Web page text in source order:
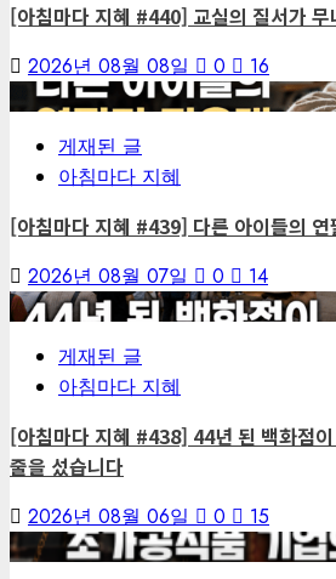
[아침마다 지혜 #440] 교실의 질서가 무
2026년 08월 08일 0
16
게재된 글
아침마다 지혜
[아침마다 지혜 #439] 다른 아이들의 연
2026년 08월 07일 0
14
5
게재된 글
아침마다 지혜
[아침마다 지혜 #438] 44년 된 백화점
줄을 섰습니다
2026년 08월 06일 0
15
6